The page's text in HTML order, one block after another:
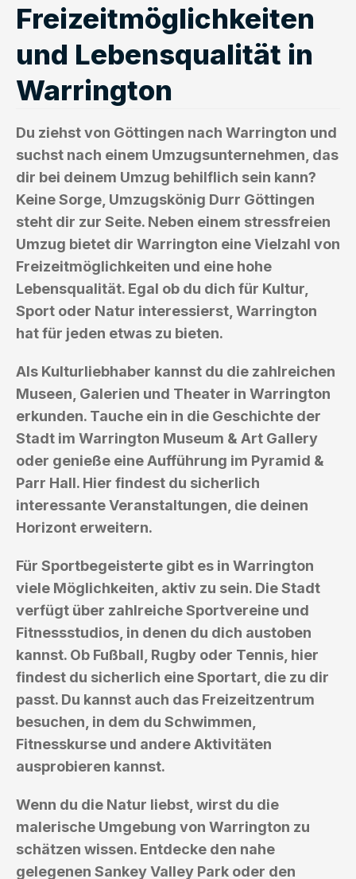
Freizeitmöglichkeiten
und Lebensqualität in
Warrington
Du ziehst von Göttingen nach Warrington und
suchst nach einem Umzugsunternehmen, das
dir bei deinem Umzug behilflich sein kann?
Keine Sorge, Umzugskönig Durr Göttingen
steht dir zur Seite. Neben einem stressfreien
Umzug bietet dir Warrington eine Vielzahl von
Freizeitmöglichkeiten und eine hohe
Lebensqualität. Egal ob du dich für Kultur,
Sport oder Natur interessierst, Warrington
hat für jeden etwas zu bieten.
Als Kulturliebhaber kannst du die zahlreichen
Museen, Galerien und Theater in Warrington
erkunden. Tauche ein in die Geschichte der
Stadt im Warrington Museum & Art Gallery
oder genieße eine Aufführung im Pyramid &
Parr Hall. Hier findest du sicherlich
interessante Veranstaltungen, die deinen
Horizont erweitern.
Für Sportbegeisterte gibt es in Warrington
viele Möglichkeiten, aktiv zu sein. Die Stadt
verfügt über zahlreiche Sportvereine und
Fitnessstudios, in denen du dich austoben
kannst. Ob Fußball, Rugby oder Tennis, hier
findest du sicherlich eine Sportart, die zu dir
passt. Du kannst auch das Freizeitzentrum
besuchen, in dem du Schwimmen,
Fitnesskurse und andere Aktivitäten
ausprobieren kannst.
Wenn du die Natur liebst, wirst du die
malerische Umgebung von Warrington zu
schätzen wissen. Entdecke den nahe
gelegenen Sankey Valley Park oder den